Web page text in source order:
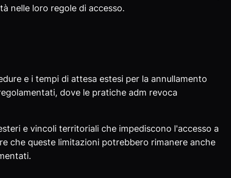
nelle loro regole di accesso.
e i tempi di attesa estesi per la annullamento
dove le pratiche adm revoca
e vincoli territoriali che impediscono l'accesso a
che queste limitazioni potrebbero rimanere anche